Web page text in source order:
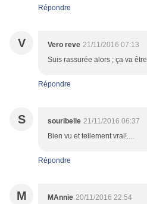
Répondre
V Vero reve 21/11/2016 07:13
Suis rassurée alors ; ça va
Répondre
S souribelle 21/11/2016 06:37
Bien vu et tellement vrai!....
Répondre
M MAnnie 20/11/2016 22:54